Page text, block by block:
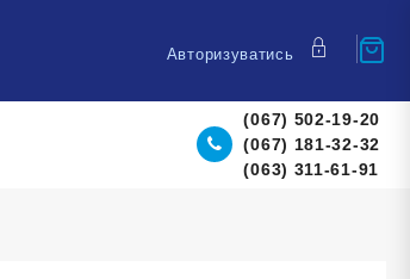
Авторизуватись
(067) 502-19-20
(067) 181-32-32
(063) 311-61-91